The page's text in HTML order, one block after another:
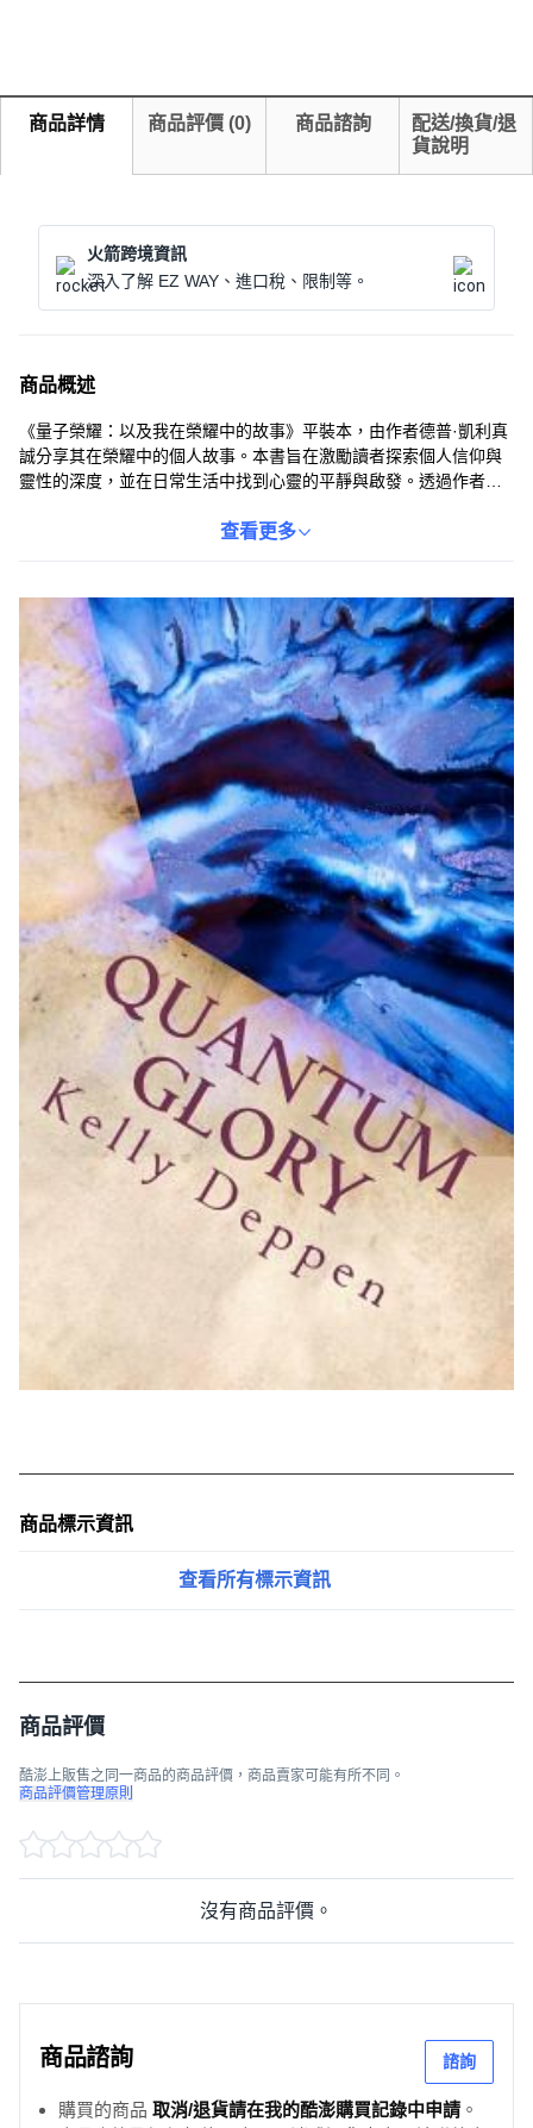
商品詳情 商品評價 (0) 商品諮詢
配送/換貨/退
貨說明
火箭跨境資訊
深入了解 EZ WAY、進口稅、限制等。
商品概述
《量子榮耀：以及我在榮耀中的故事》平裝本，由作者德普·凱利真
誠分享其在榮耀中的個人故事。本書旨在激勵讀者探索個人信仰與
靈性的深度，並在日常生活中找到心靈的平靜與啟發。透過作者的
中保持積極的心態。輕巧的平裝本設計，方便讀者隨時隨地閱讀，
查看更多
商品標示資訊
查看所有標示資訊
商品評價
酷澎上販售之同一商品的商品評價，商品賣家可能有所不同。
商品評價管理原則
沒有商品評價。
商品諮詢 諮詢
購買的商品 取消/退貨請在我的酷澎購買記錄中申請 。